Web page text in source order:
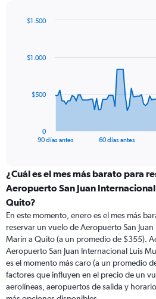
data
The
categories.
Range:
91
categories.
The
chart
has
1
Y
axis
displaying
90 días antes 60 días antes
0
$500
$1.000
$1.500
¿Cuál es el mes más barato para
Aeropuerto San Juan
Quito?
En este momento, enero es el mes más
reservar un vuelo de Aeropuerto San
Marín a Quito (a un promedio de $355).
Aeropuerto San Juan Internacional Luis
es el momento más caro (a un promedio
factores que influyen en el precio de un
aerolíneas, aeropuertos de salida y